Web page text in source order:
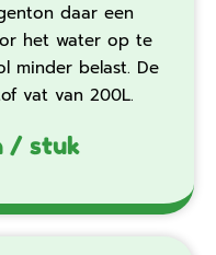
daar een
het water op te
minder belast. De
vat van 200L.‍
/ stuk